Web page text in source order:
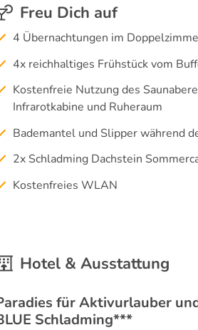
Freu Dich auf
4 Übernachtungen im
4x reichhaltiges Frühstück vom
Kostenfreie Nutzung des
Infrarotkabine und Ruheraum
Bademantel und Slipper während
2x Schladming Dachstein
Kostenfreies WLAN
Hotel & Ausstattung
für Aktivurlauber
Schladming***